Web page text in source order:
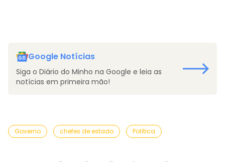
Google Notícias
Siga o Diário do Minho na Google e leia as
notícias em primeira mão!
Governo chefes de estado Política